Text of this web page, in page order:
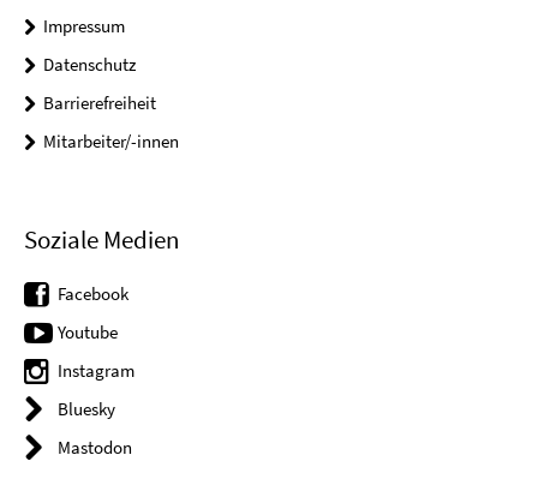
Impressum
Datenschutz
Barrierefreiheit
Mitarbeiter/-innen
Soziale Medien
Facebook
Youtube
Instagram
Bluesky
Mastodon